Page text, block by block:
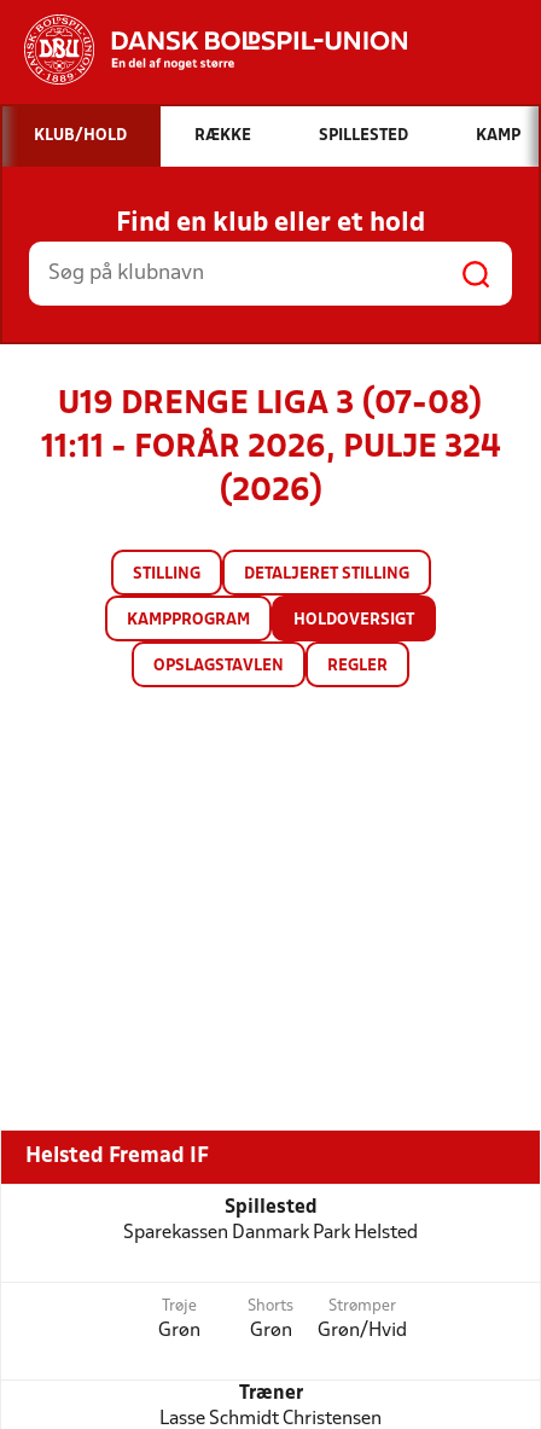
Hvad vil du søge efter?
INDHOLD OG NYHEDER
STILLINGER, RESULTATER, KLUBBER OG
HOLD
KLUB/HOLD RÆKKE SPILLESTED KAMP
Find en klub eller et hold
U19 DRENGE LIGA 3 (07-08)
11:11 - FORÅR 2026, PULJE 324
(2026)
STILLING DETALJERET STILLING
KAMPPROGRAM HOLDOVERSIGT
OPSLAGSTAVLEN REGLER
Helsted Fremad IF
Spillested
Sparekassen Danmark Park Helsted
Trøje
Grøn
Shorts
Grøn
Strømper
Grøn/Hvid
Træner
Lasse Schmidt Christensen